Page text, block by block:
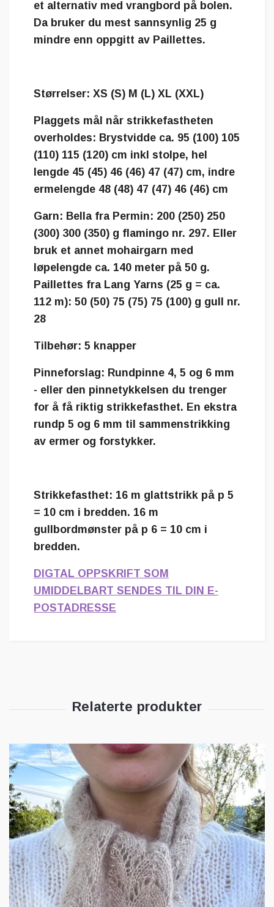
et alternativ med vrangbord på bolen.
Da bruker du mest sannsynlig 25 g
mindre enn oppgitt av Paillettes.
Størrelser: XS (S) M (L) XL (XXL)
Plaggets mål når strikkefastheten
overholdes: Brystvidde ca. 95 (100) 105
(110) 115 (120) cm inkl stolpe, hel
lengde 45 (45) 46 (46) 47 (47) cm, indre
ermelengde 48 (48) 47 (47) 46 (46) cm
Garn: Bella fra Permin: 200 (250) 250
(300) 300 (350) g flamingo nr. 297. Eller
bruk et annet mohairgarn med
løpelengde ca. 140 meter på 50 g.
Paillettes fra Lang Yarns (25 g = ca.
112 m): 50 (50) 75 (75) 75 (100) g gull nr.
28
Tilbehør: 5 knapper
Pinneforslag: Rundpinne 4, 5 og 6 mm
- eller den pinnetykkelsen du trenger
for å få riktig strikkefasthet. En ekstra
rundp 5 og 6 mm til sammenstrikking
av ermer og forstykker.
Strikkefasthet: 16 m glattstrikk på p 5
= 10 cm i bredden. 16 m
gullbordmønster på p 6 = 10 cm i
bredden.
DIGTAL OPPSKRIFT SOM
UMIDDELBART SENDES TIL DIN E-
POSTADRESSE